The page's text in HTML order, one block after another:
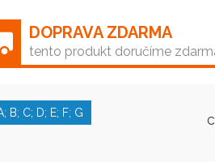
DOPRAVA ZDARMA
tento produkt doručíme
B; C; D; E; F; G